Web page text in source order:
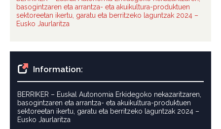
basogintzaren eta arrantza- eta akuikultura-produktuen
sektoreetan ikertu, garatu eta berritzeko laguntzak 2024 –
Eusko Jaurlaritza
Information:
BERRIKER – Euskal Autonomia Erkidegoko nekazaritzaren,
basogintzaren eta arrantza- eta akuikultura-produktuen
sektoreetan ikertu, garatu eta berritzeko laguntzak 2024 –
Eusko Jaurlaritza